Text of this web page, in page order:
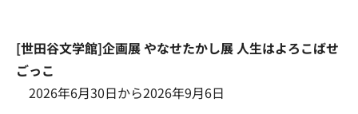
[世田谷文学館]企画展 やなせたかし展 人生はよろこばせ
ごっこ
2026年6月30日から2026年9月6日